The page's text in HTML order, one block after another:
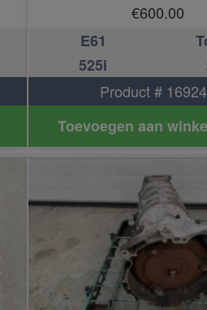
€600.00
E61
525i
Product #
Toevoegen aan